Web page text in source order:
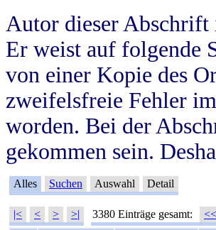
Autor dieser
Er weist auf folgende
von einer Kopie des
zweifelsfreie Fehler
worden. Bei der
gekommen sein.
Alles Suchen Auswahl Detail
|< < > >| 3380 Einträge gesamt: <<